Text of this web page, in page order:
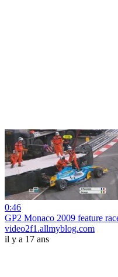
0:46
GP2 Monaco 2009 feature
video2f1.allmyblog.com
il y a 17 ans